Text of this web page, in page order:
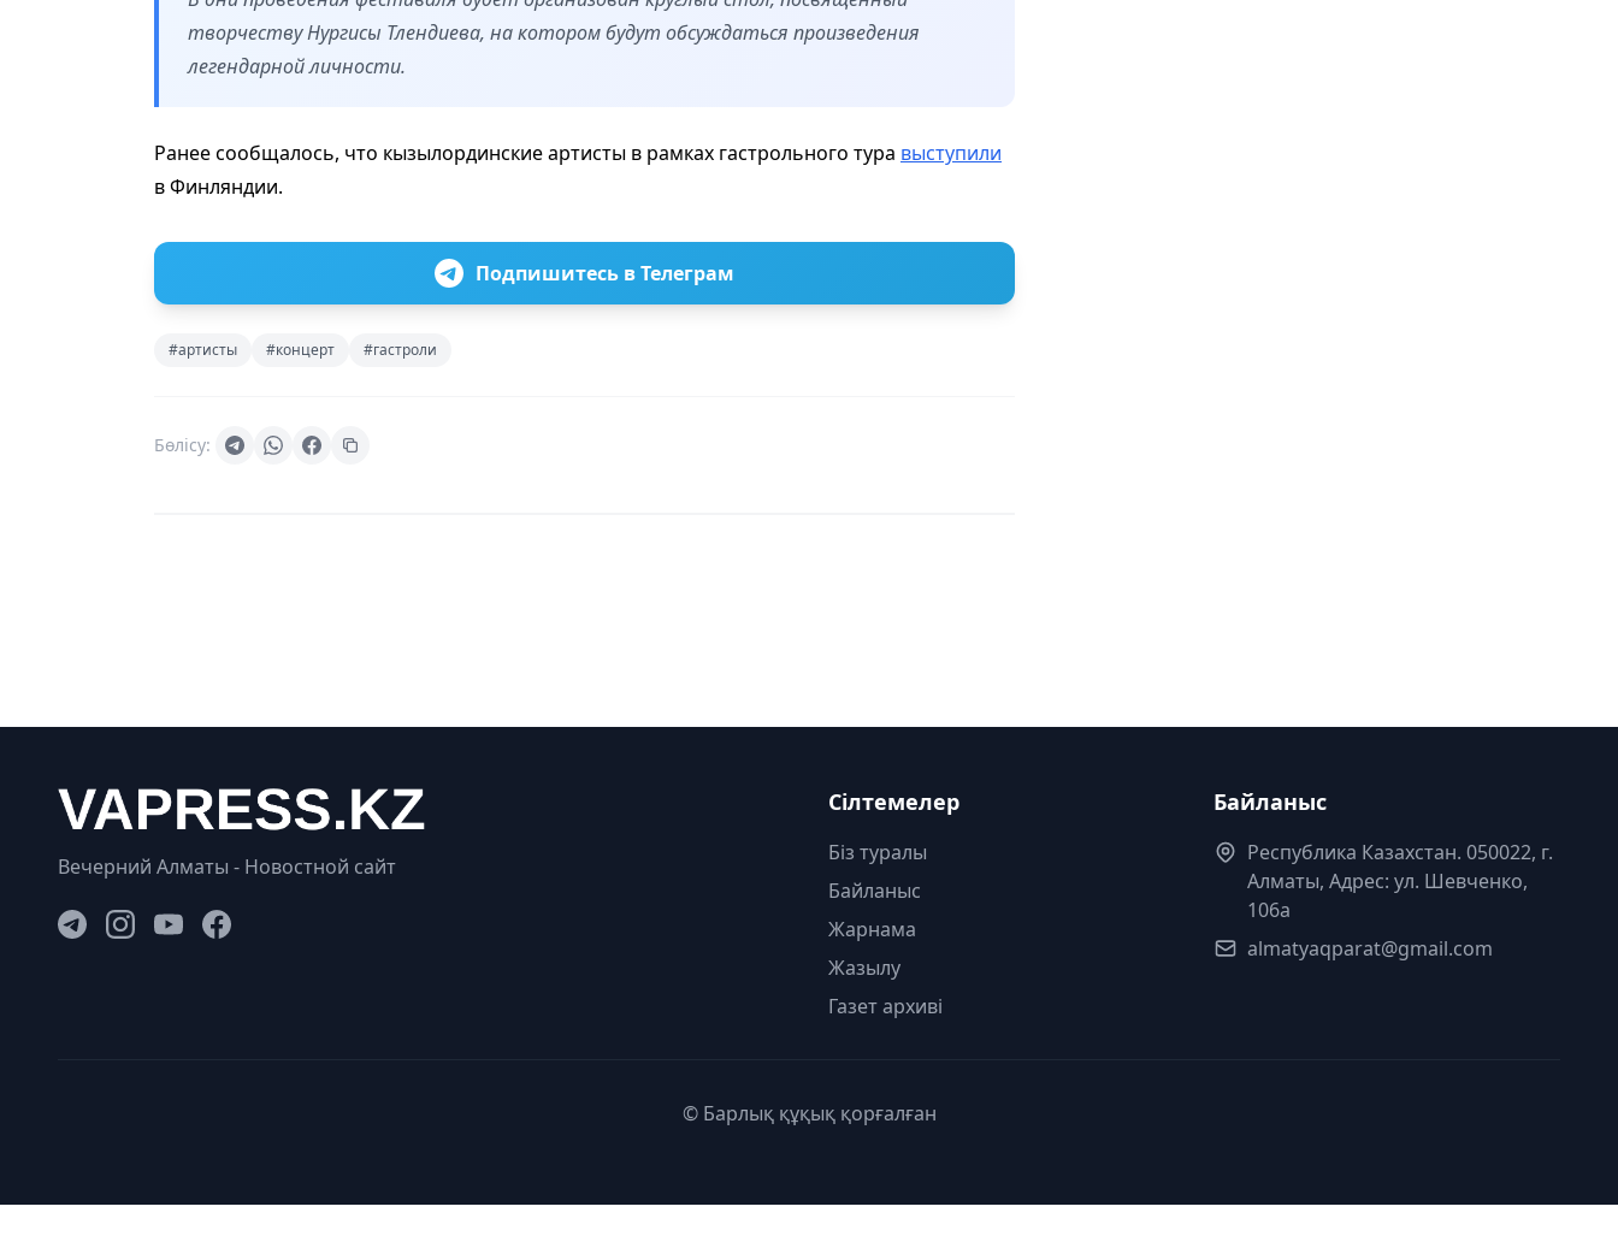
творчеству Нургисы Тлендиева, на котором будут обсуждаться произведения
легендарной личности.
Ранее сообщалось, что кызылординские артисты в рамках гастрольного тура выступили
в Финляндии.
Подпишитесь в Телеграм
#артисты #концерт #гастроли
Бөлісу:
Вечерний Алматы - Новостной сайт
Сілтемелер
Біз туралы
Байланыс
Жарнама
Жазылу
Газет архиві
Байланыс
Республика Казахстан. 050022, г.
Алматы, Адрес: ул. Шевченко,
106а
almatyaqparat@gmail.com
© Барлық құқық қорғалған